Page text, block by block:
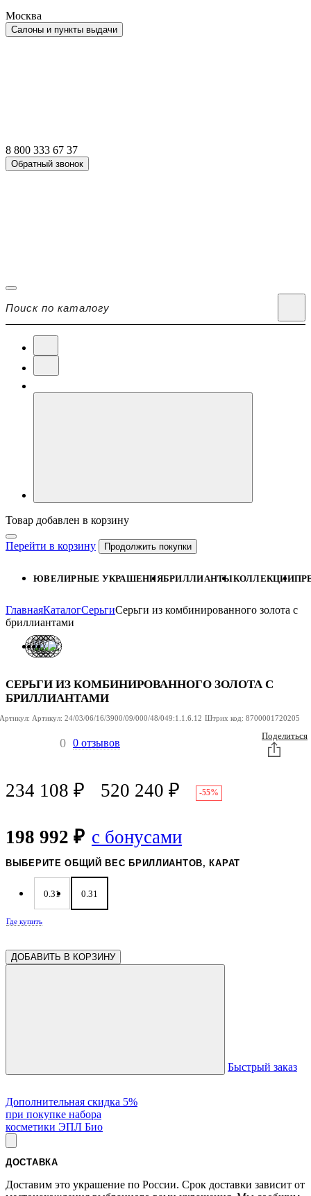
Москва
Салоны и пункты выдачи
8 800 333 67 37
Обратный звонок
Товар добавлен в корзину
Перейти в корзину Продолжить покупки
ЮВЕЛИРНЫЕ УКРАШЕНИЯБРИЛЛИАНТЫКОЛЛЕКЦИИ
ГлавнаяКаталогСерьгиСерьги из комбинированного золота с
бриллиантами
СЕРЬГИ ИЗ КОМБИНИРОВАННОГО ЗОЛОТА С
БРИЛЛИАНТАМИ
Артикул: Артикул: 24/03/06/16/3900/09/000/48/049:1.1.6.12 Штрих код: 8700001720205
0 0 отзывов
Поделиться
234 108 ₽ 520 240 ₽ -55%
198 992 ₽ с бонусами
ВЫБЕРИТЕ ОБЩИЙ ВЕС БРИЛЛИАНТОВ, КАРАТ
0.31 0.31
Где купить
ДОБАВИТЬ В КОРЗИНУ
Быстрый заказ
Дополнительная скидка 5%
при покупке набора
косметики ЭПЛ Био
ДОСТАВКА
Доставим это украшение по России. Срок доставки зависит от